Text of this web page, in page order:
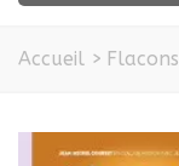
Accueil > Flacons